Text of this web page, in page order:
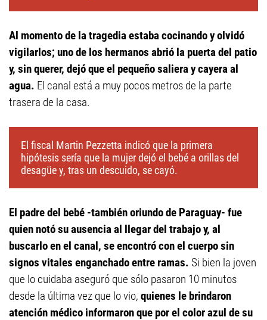
Al momento de la tragedia estaba cocinando y olvidó
vigilarlos; uno de los hermanos abrió la puerta del patio
y, sin querer, dejó que el pequeño saliera y cayera al
agua. El canal está a muy pocos metros de la parte
trasera de la casa.
El fiscal Martin Pezzetta indicó que la primera
hipótesis sería que la mujer dejó el bebé a orillas del
desagüe y, tras un descuido, se cayó.
El padre del bebé -también oriundo de Paraguay- fue
quien notó su ausencia al llegar del trabajo y, al
buscarlo en el canal, se encontró con el cuerpo sin
signos vitales enganchado entre ramas. Si bien la joven
que lo cuidaba aseguró que sólo pasaron 10 minutos
desde la última vez que lo vio, quienes le brindaron
atención médico informaron que por el color azul de su